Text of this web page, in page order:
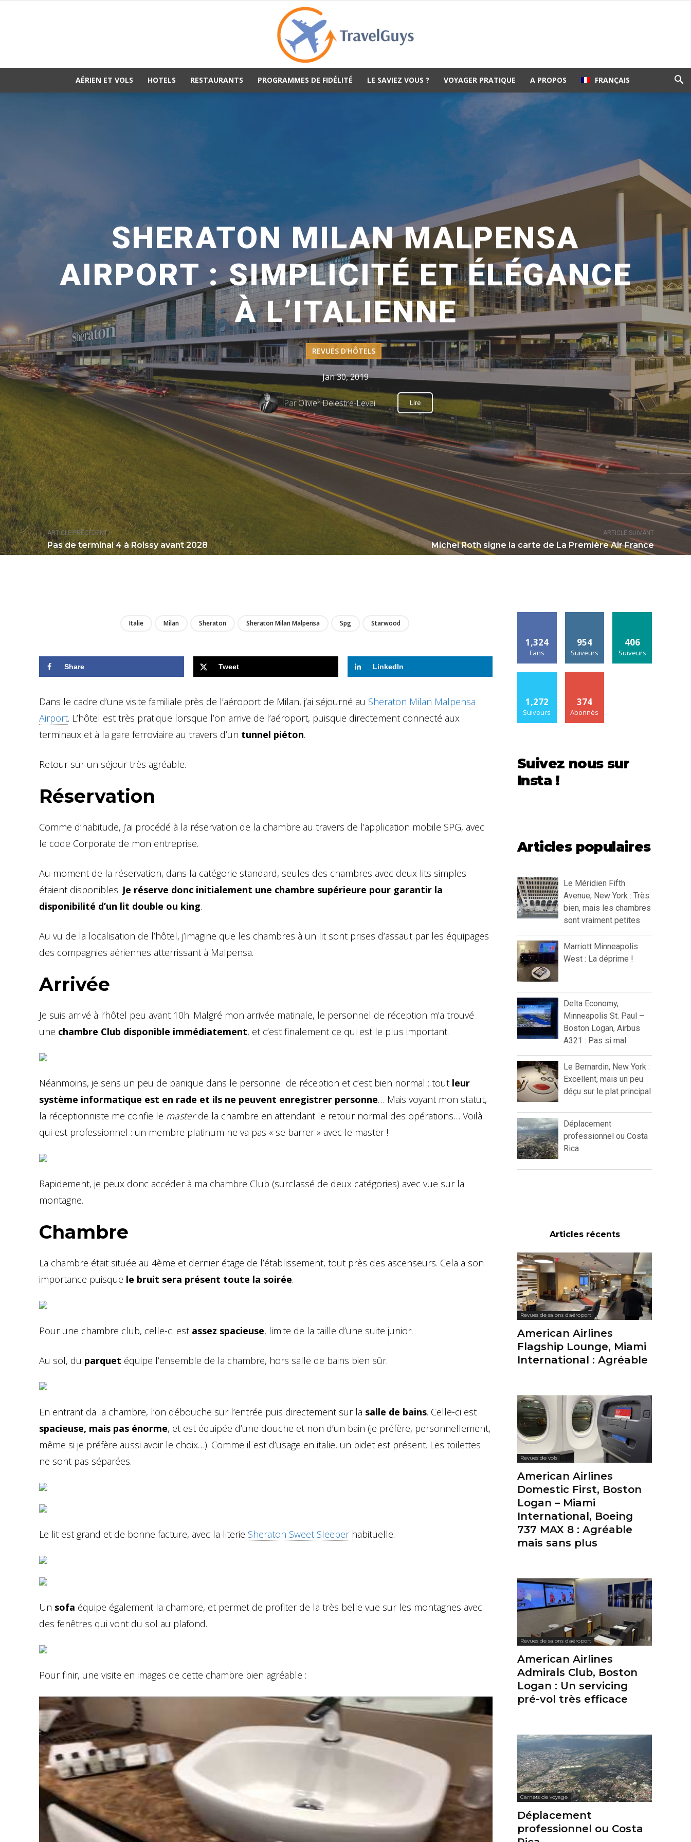
AÉRIEN ET VOLS HOTELS RESTAURANTS PROGRAMMES DE FIDÉLITÉ LE SAVIEZ VOUS ? VOYAGER PRATIQUE A PROPOS FRANÇAIS
ARTICLE PRÉCÉDENT
Pas de terminal 4 à Roissy avant 2028
ARTICLE SUIVANT
Michel Roth signe la carte de La Première Air France
SHERATON MILAN MALPENSA
AIRPORT : SIMPLICITÉ ET ÉLÉGANCE
À L’ITALIENNE
REVUES D'HÔTELS
Jan 30, 2019
ParOlivier Delestre-Levai Lire
Italie Milan Sheraton Sheraton Milan Malpensa Spg Starwood
Share Tweet LinkedIn
Dans le cadre d’une visite familiale près de l’aéroport de Milan, j’ai séjourné au Sheraton Milan Malpensa
Airport. L’hôtel est très pratique lorsque l’on arrive de l’aéroport, puisque directement connecté aux
terminaux et à la gare ferroviaire au travers d’un tunnel piéton.
Retour sur un séjour très agréable.
Réservation
Comme d’habitude, j’ai procédé à la réservation de la chambre au travers de l’application mobile SPG, avec
le code Corporate de mon entreprise.
Au moment de la réservation, dans la catégorie standard, seules des chambres avec deux lits simples
étaient disponibles. Je réserve donc initialement une chambre supérieure pour garantir la
disponibilité d’un lit double ou king.
Au vu de la localisation de l’hôtel, j’imagine que les chambres à un lit sont prises d’assaut par les équipages
des compagnies aériennes atterrissant à Malpensa.
Arrivée
Je suis arrivé à l’hôtel peu avant 10h. Malgré mon arrivée matinale, le personnel de réception m’a trouvé
une chambre Club disponible immédiatement, et c’est finalement ce qui est le plus important.
Néanmoins, je sens un peu de panique dans le personnel de réception et c’est bien normal : tout leur
système informatique est en rade et ils ne peuvent enregistrer personne… Mais voyant mon statut,
la réceptionniste me confie le masterde la chambre en attendant le retour normal des opérations… Voilà
qui est professionnel : un membre platinum ne va pas « se barrer » avec le master !
Rapidement, je peux donc accéder à ma chambre Club (surclassé de deux catégories) avec vue sur la
montagne.
Chambre
La chambre était située au 4ème et dernier étage de l’établissement, tout près des ascenseurs. Cela a son
importance puisque le bruit sera présent toute la soirée.
Pour une chambre club, celle-ci est assez spacieuse, limite de la taille d’une suite junior.
Au sol, du parquet équipe l’ensemble de la chambre, hors salle de bains bien sûr.
En entrant da la chambre, l’on débouche sur l’entrée puis directement sur la salle de bains. Celle-ci est
spacieuse, mais pas énorme, et est équipée d’une douche et non d’un bain (je préfère, personnellement,
même si je préfère aussi avoir le choix…). Comme il est d’usage en italie, un bidet est présent. Les toilettes
ne sont pas séparées.
Le lit est grand et de bonne facture, avec la literie Sheraton Sweet Sleeperhabituelle.
Un sofa équipe également la chambre, et permet de profiter de la très belle vue sur les montagnes avec
des fenêtres qui vont du sol au plafond.
Pour finir, une visite en images de cette chambre bien agréable :
1,324
Fans
954
Suiveurs
406
Suiveurs
1,272
Suiveurs
374
Abonnés
Suivez nous sur
Insta !
Articles populaires
Le Méridien Fifth
Avenue, New York : Très
bien, mais les chambres
sont vraiment petites
Marriott Minneapolis
West : La déprime !
Delta Economy,
Minneapolis St. Paul –
Boston Logan, Airbus
A321 : Pas si mal
Le Bernardin, New York :
Excellent, mais un peu
déçu sur le plat principal
Déplacement
professionnel ou Costa
Rica
Articles récents
Revues de salons d'aéroport
American Airlines
Flagship Lounge, Miami
International : Agréable
Revues de vols
American Airlines
Domestic First, Boston
Logan – Miami
International, Boeing
737 MAX 8 : Agréable
mais sans plus
Revues de salons d'aéroport
American Airlines
Admirals Club, Boston
Logan : Un servicing
pré-vol très efficace
Carnets de voyage
Déplacement
professionnel ou Costa